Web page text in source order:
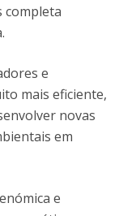
completa
e
mais eficiente,
novas
em
e